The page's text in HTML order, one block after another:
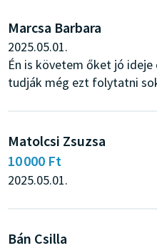
Marcsa Barbara
2025.05.01.
Én is követem őket jó
tudják még ezt folytatni
Matolcsi Zsuzsa
10 000 Ft
2025.05.01.
Bán Csilla